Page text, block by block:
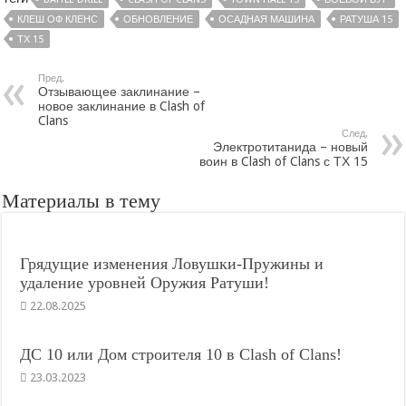
КЛЕШ ОФ КЛЕНС
ОБНОВЛЕНИЕ ОСАДНАЯ МАШИНА
РАТУША 15
ТХ 15
Пред.
Отзывающее заклинание –
новое заклинание в Clash of
Clans
След.
Электротитанида – новый
воин в Clash of Clans с ТХ 15
Материалы в тему
Грядущие изменения Ловушки-Пружины и
удаление уровней Оружия Ратуши!
22.08.2025
ДС 10 или Дом строителя 10 в Clash of Clans!
23.03.2023